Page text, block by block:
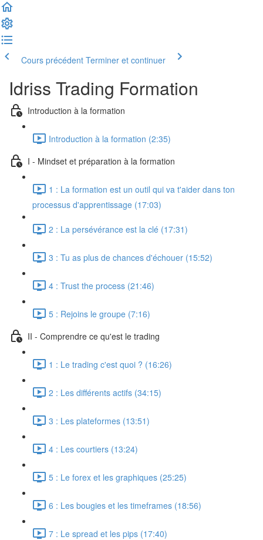
Cours précédent Terminer et continuer
Idriss Trading Formation
Introduction à la formation
Introduction à la formation (2:35)
I - Mindset et préparation à la formation
1 : La formation est un outil qui va t'aider dans ton
processus d'apprentissage (17:03)
2 : La persévérance est la clé (17:31)
3 : Tu as plus de chances d'échouer (15:52)
4 : Trust the process (21:46)
5 : Rejoins le groupe (7:16)
II - Comprendre ce qu'est le trading
1 : Le trading c'est quoi ? (16:26)
2 : Les différents actifs (34:15)
3 : Les plateformes (13:51)
4 : Les courtiers (13:24)
5 : Le forex et les graphiques (25:25)
6 : Les bougies et les timeframes (18:56)
7 : Le spread et les pips (17:40)